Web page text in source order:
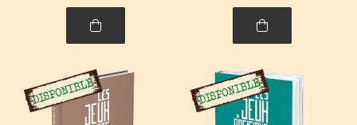
spiritualité. Un voyage
captivant dans l’histoire,